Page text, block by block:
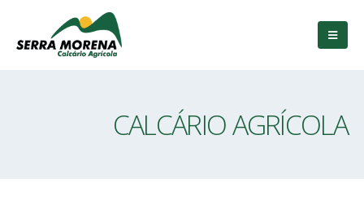
CALCÁRIO AGRÍCOLA